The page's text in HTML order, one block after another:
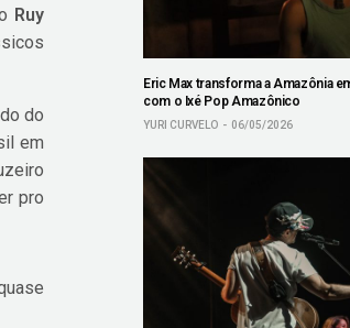
Ruy
do
em
pro
Eric Max transforma a Amazônia
com o Ixé Pop Amazônico
YURI CURVELO 06/05/2026